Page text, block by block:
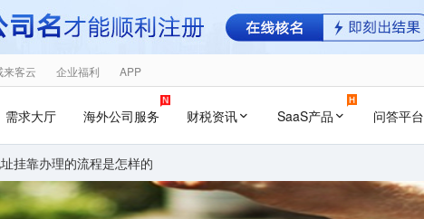
来客云 企业福利 APP
需求大厅 海外公司服务 财税资讯 SaaS产品 问答平台
挂靠办理的流程是怎样的